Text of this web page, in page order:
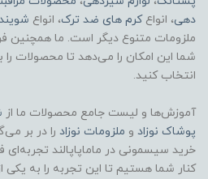
دهی، انواعکرم های ضد ترک، انواع
ملزومات متنوع دیگر است. ما همچنین
شما این امکان را می‌دهد تا محصولات
انتخاب کنید.
آموزش‌ها و لیست جامع محصولات ما از
پوشاک نوزاد و ملزومات نوزاد را در بر
خرید سیسمونی در ماماپاپالند تجربه‌ای
کنار شما هستیم تا این تجربه را به یکی